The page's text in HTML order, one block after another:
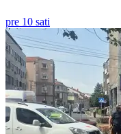
pre 10 sati